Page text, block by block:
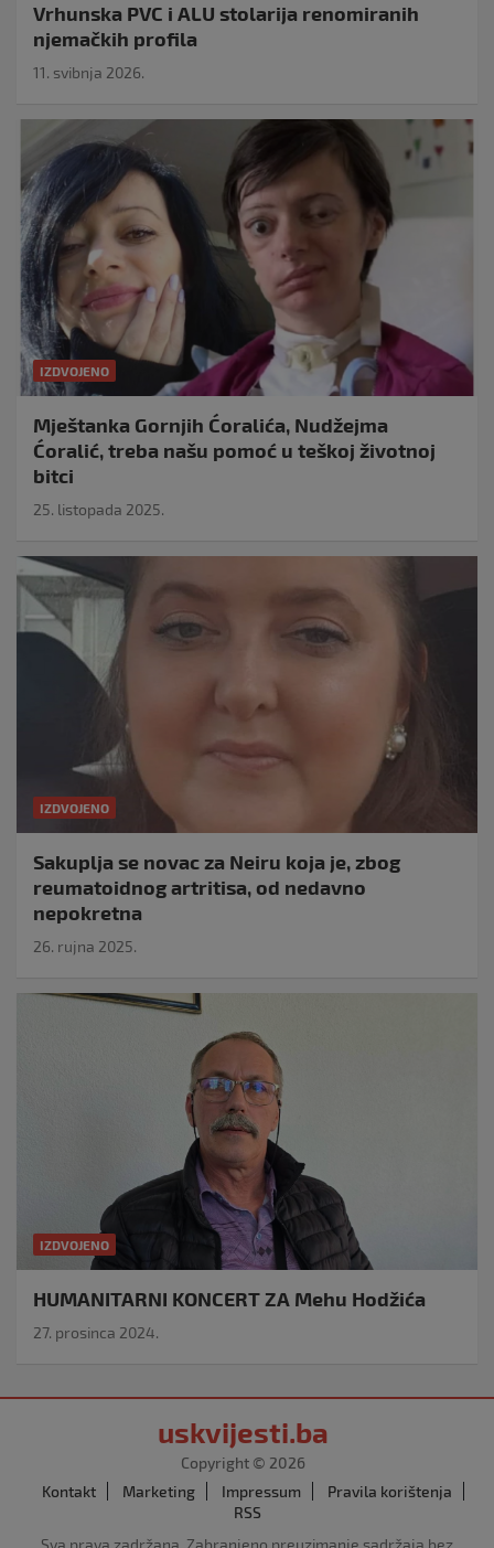
Vrhunska PVC i ALU stolarija renomiranih
njemačkih profila
11. svibnja 2026.
IZDVOJENO
Mještanka Gornjih Ćoralića, Nudžejma
Ćoralić, treba našu pomoć u teškoj životnoj
bitci
25. listopada 2025.
IZDVOJENO
Sakuplja se novac za Neiru koja je, zbog
reumatoidnog artritisa, od nedavno
nepokretna
26. rujna 2025.
IZDVOJENO
HUMANITARNI KONCERT ZA Mehu Hodžića
27. prosinca 2024.
uskvijesti.ba
Copyright © 2026
Kontakt
Marketing Impressum
Pravila korištenja
RSS
Sva prava zadržana. Zabranjeno preuzimanje sadržaja bez